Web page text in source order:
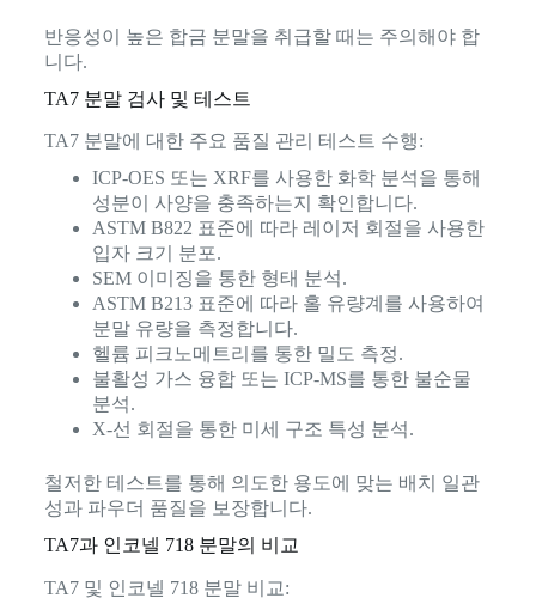
반응성이 높은 합금 분말을 취급할 때는 주의해야 합
니다.
TA7 분말 검사 및 테스트
TA7 분말에 대한 주요 품질 관리 테스트 수행:
ICP-OES 또는 XRF를 사용한 화학 분석을 통해
성분이 사양을 충족하는지 확인합니다.
ASTM B822 표준에 따라 레이저 회절을 사용한
입자 크기 분포.
SEM 이미징을 통한 형태 분석.
ASTM B213 표준에 따라 홀 유량계를 사용하여
분말 유량을 측정합니다.
헬륨 피크노메트리를 통한 밀도 측정.
불활성 가스 융합 또는 ICP-MS를 통한 불순물
분석.
X-선 회절을 통한 미세 구조 특성 분석.
철저한 테스트를 통해 의도한 용도에 맞는 배치 일관
성과 파우더 품질을 보장합니다.
TA7과 인코넬 718 분말의 비교
TA7 및 인코넬 718 분말 비교: